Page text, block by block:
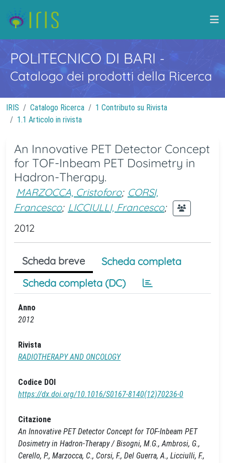
POLITECNICO DI BARI -
Catalogo dei prodotti della Ricerca
IRIS Catalogo Ricerca
1 Contributo su Rivista
1.1 Articolo in rivista
An Innovative PET Detector Concept
for TOF-Inbeam PET Dosimetry in
Hadron-Therapy.
MARZOCCA, Cristoforo; CORSI,
Francesco; LICCIULLI, Francesco;
2012
Scheda breve
Scheda completa
Scheda completa (DC)
Anno
2012
Rivista
RADIOTHERAPY AND ONCOLOGY
Codice DOI
https://dx.doi.org/10.1016/S0167-8140(12)70236-0
Citazione
An Innovative PET Detector Concept for TOF-Inbeam PET
Dosimetry in Hadron-Therapy / Bisogni, M.G., Ambrosi, G.,
Cerello, P., Marzocca, C., Corsi, F., Del Guerra, A., Licciulli, F.,